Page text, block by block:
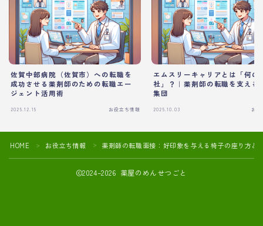
佐賀中部病院（佐賀市）への転職を
成功させる薬剤師のための転職エー
ジェント活用術
2025.12.15 お役立ち情報
エムスリーキャリアとは「何の
社」？｜薬剤師の転職を支える
集団
2025.10.03 お
HOME ＞ お役立ち情報 ＞ 薬剤師の転職面接：好印象を与える椅子の座り方と
2024–2026 薬屋のめんせつごと